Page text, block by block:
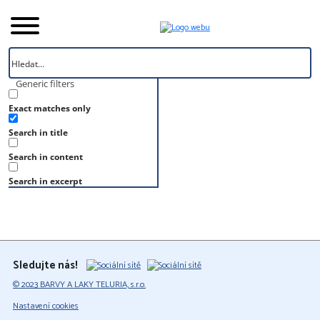
Generic filters
Exact matches only
Search in title
Search in content
Search in excerpt
Úvod
Vzorník
RAL 6022
RAL 6022
Sledujte nás!
© 2023 BARVY A LAKY TELURIA, s.r.o.
Nastavení cookies